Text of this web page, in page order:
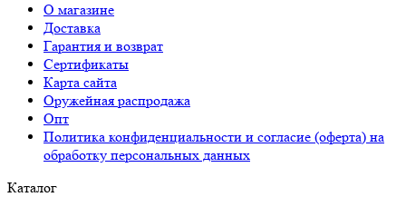
О магазине
Доставка
Гарантия и возврат
Сертификаты
Карта сайта
Оружейная распродажа
Опт
Политика конфиденциальности и согласие (оферта) на
обработку персональных данных
Каталог